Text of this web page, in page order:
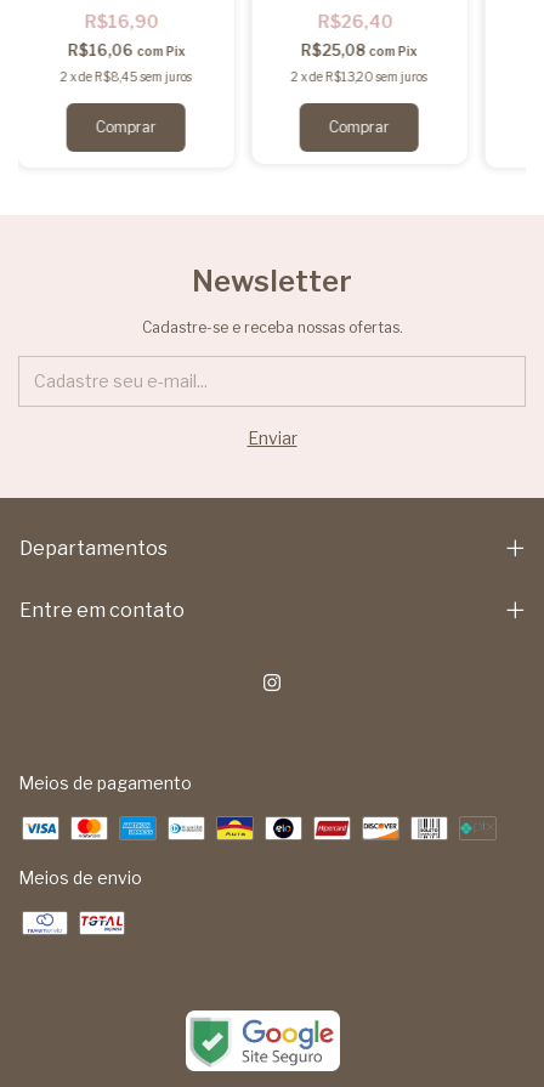
R$16,90
R$16,06 com Pix
2 xdeR$8,45 sem juros
a imagem - Kit faça você
R$26,40
R$25,08com Pix
2 xdeR$13,20 sem juros
Comprar
Newsletter
Cadastre-se e receba nossas ofertas.
Departamentos
Entre em contato
Meios de pagamento
Meios de envio